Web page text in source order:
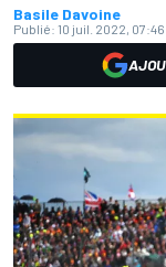
Basile Davoine
Publié: 10 juil. 2022, 07:46